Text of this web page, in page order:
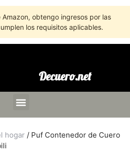
obtengo ingresos por las
los requisitos aplicables.
Decuero.net
hogar / Puf Contenedor de Cuero